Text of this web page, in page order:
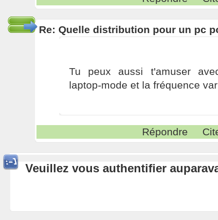
Re: Quelle distribution pour un pc
Tu peux aussi t'amuser
laptop-mode et la fréquence
Répondre
Veuillez vous authentifier